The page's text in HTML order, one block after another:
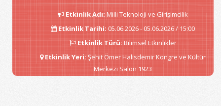
Etkinlik Adı: Milli Teknoloji ve Girişimcilik
Etkinlik Tarihi: 05.06.2026 - 05.06.2026 / 15:00
Etkinlik Türü: Bilimsel Etkinlikler
Etkinlik Yeri: Şehit Ömer Halisdemir Kongre ve Kültür
Merkezi Salon 1923